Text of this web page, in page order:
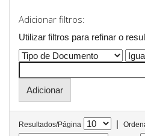
Adicionar filtros:
Utilizar filtros para refinar o
Resultados/Página |